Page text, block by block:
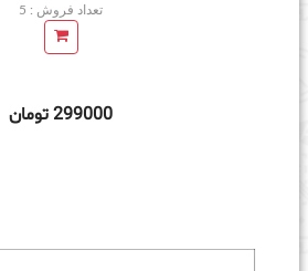
تعداد فروش : 5
299000 تومان